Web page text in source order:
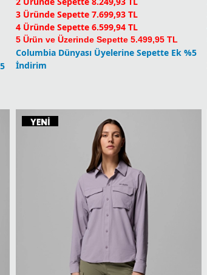
Columbia Dünyası Üyelerine Sepette Ek %5
İndirim